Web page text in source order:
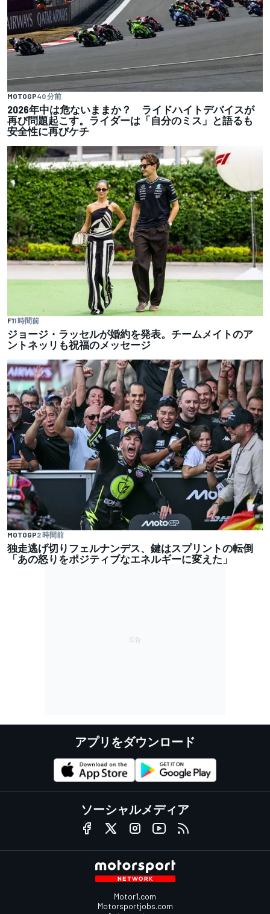
MOTOGP40 分前
2026年中は危ないままか？ ライドハイトデバイスが
再び問題起こす。ライダーは「自分のミス」と語るも
安全性に再びケチ
F11 時間前
ジョージ・ラッセルが婚約を発表。チームメイトのア
ントネッリも祝福のメッセージ
MOTOGP2 時間前
独走逃げ切りフェルナンデス、鍵はスプリントの転倒
「あの怒りをポジティブなエネルギーに変えた」
アプリをダウンロード
ソーシャルメディア
Motor1.com
Motorsportjobs.com